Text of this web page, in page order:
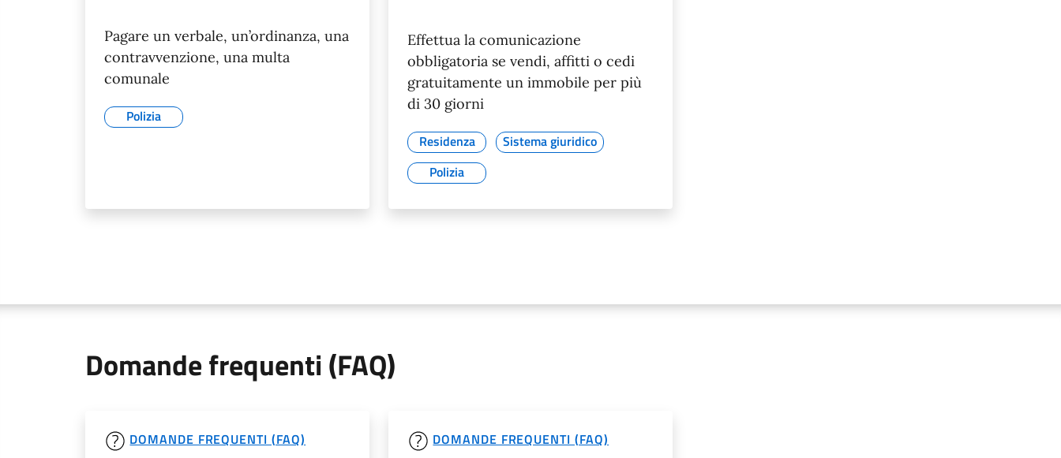
Pagare un verbale, un’ordinanza, una
contravvenzione, una multa
comunale
Polizia
Effettua la comunicazione
obbligatoria se vendi, affitti o cedi
gratuitamente un immobile per più
di 30 giorni
Residenza
Sistema giuridico
Polizia
Domande frequenti (FAQ)
DOMANDE FREQUENTI (FAQ) DOMANDE FREQUENTI (FAQ)